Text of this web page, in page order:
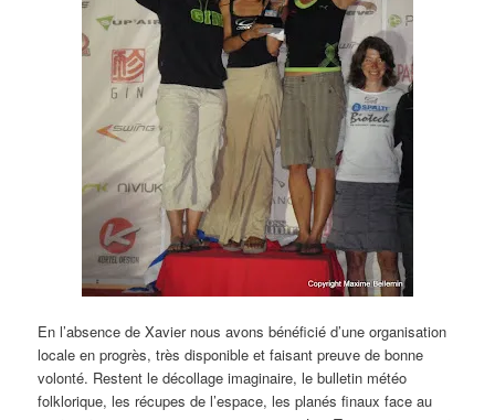
En l’absence de Xavier nous avons bénéficié d’une organisation
locale en progrès, très disponible et faisant preuve de bonne
volonté. Restent le décollage imaginaire, le bulletin météo
folklorique, les récupes de l’espace, les planés finaux face au